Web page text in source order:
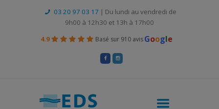
03 20 97 03 17 | Du lundi au vendredi de
9h00 à 12h30 et 13h à 17h00
4.9
Basé sur 910 avisGoogle